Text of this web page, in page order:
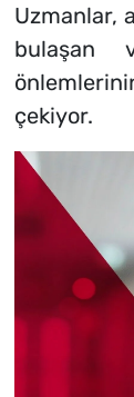
Uzmanlar,
bulaşan
çekiyor.